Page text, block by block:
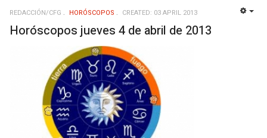
REDACCIÓN/CFG HORÓSCOPOS CREATED: 03 APRIL 2013
Horóscopos jueves 4 de abril de 2013